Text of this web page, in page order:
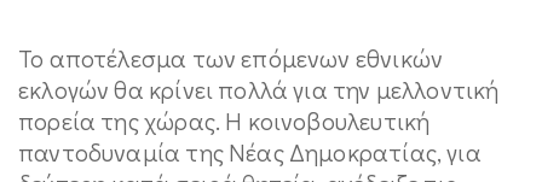
Το αποτέλεσμα των επόμενων εθνικών
εκλογών θα κρίνει πολλά για την μελλοντική
πορεία της χώρας. Η κοινοβουλευτική
παντοδυναμία της Νέας Δημοκρατίας, για